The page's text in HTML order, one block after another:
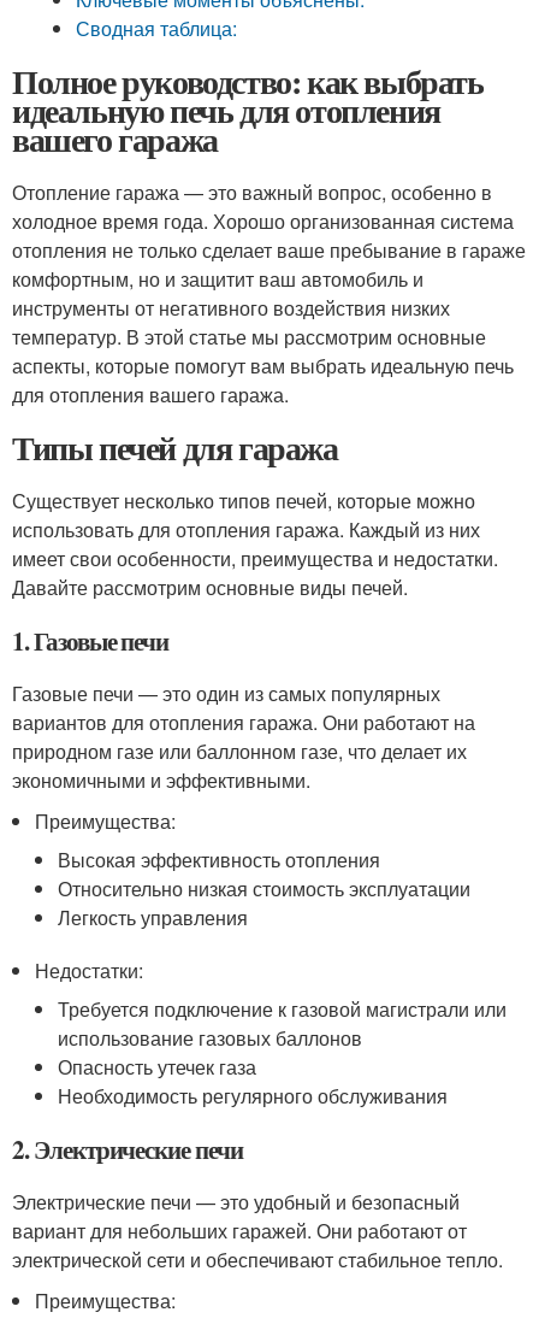
Сводная таблица:
Полное руководство: как выбрать
идеальную печь для отопления
вашего гаража
Отопление гаража — это важный вопрос, особенно в
холодное время года. Хорошо организованная система
отопления не только сделает ваше пребывание в гараже
комфортным, но и защитит ваш автомобиль и
инструменты от негативного воздействия низких
температур. В этой статье мы рассмотрим основные
аспекты, которые помогут вам выбрать идеальную печь
для отопления вашего гаража.
Типы печей для гаража
Существует несколько типов печей, которые можно
использовать для отопления гаража. Каждый из них
имеет свои особенности, преимущества и недостатки.
Давайте рассмотрим основные виды печей.
1. Газовые печи
Газовые печи — это один из самых популярных
вариантов для отопления гаража. Они работают на
природном газе или баллонном газе, что делает их
экономичными и эффективными.
Преимущества:
Высокая эффективность отопления
Относительно низкая стоимость эксплуатации
Легкость управления
Недостатки:
Требуется подключение к газовой магистрали или
использование газовых баллонов
Опасность утечек газа
Необходимость регулярного обслуживания
2. Электрические печи
Электрические печи — это удобный и безопасный
вариант для небольших гаражей. Они работают от
электрической сети и обеспечивают стабильное тепло.
Преимущества: